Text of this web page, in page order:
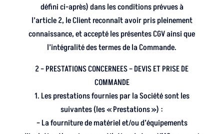
défini ci-après) dans les conditions prévues à
l’article 2, le Client reconnaît avoir pris pleinement
connaissance, et accepté les présentes CGV ainsi que
l’intégralité des termes de la Commande.
2 – PRESTATIONS CONCERNEES – DEVIS ET PRISE DE
COMMANDE
1. Les prestations fournies par la Société sont les
suivantes (les « Prestations ») :
– La fourniture de matériel et/ou d’équipements